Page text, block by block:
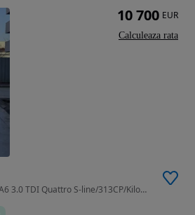
2967 cm3 • 313 CP • Audi A6 3.0 TDI Quattro S-line/313CP/Kilometri Reali (Verificabili)
10 700 EUR
Calculeaza rata